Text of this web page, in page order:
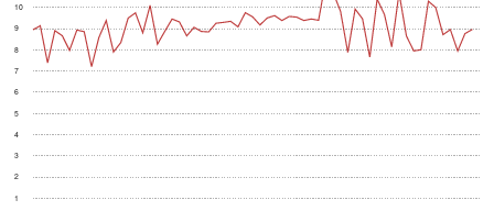
1
2
3
4
5
6
7
8
9
10